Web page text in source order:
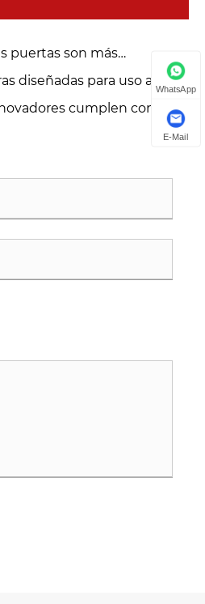
puertas son más
diseñadas para uso a largo
cumplen con el
WhatsApp
E-Mail